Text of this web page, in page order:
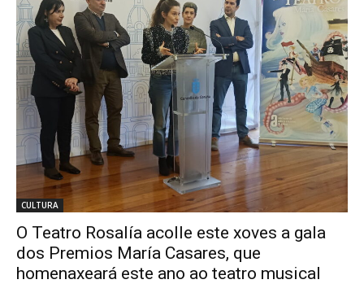
CULTURA
O Teatro Rosalía acolle este xoves a gala
dos Premios María Casares, que
homenaxeará este ano ao teatro musical